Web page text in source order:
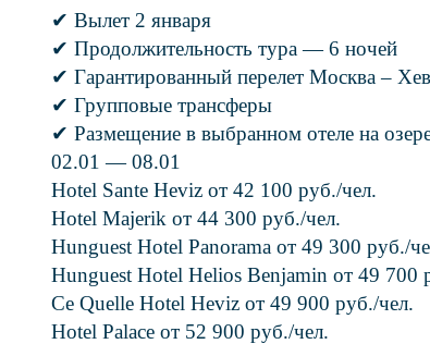
✔ Вылет 2 января
✔ Продолжительность тура — 6 ночей
✔ Гарантированный перелет Москва –
✔ Групповые трансферы
✔ Размещение в выбранном отеле на
02.01 — 08.01
Hotel Sante Heviz от 42 100 руб./чел.
Hotel Majerik от 44 300 руб./чел.
Hunguest Hotel Panorama от 49 300 руб./
Hunguest Hotel Helios Benjamin от 49 700
Сe Quelle Hotel Heviz от 49 900 руб./чел.
Hotel Palace от 52 900 руб./чел.